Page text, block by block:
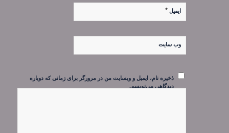
ایمیل *
وب‌ سایت
ذخیره نام، ایمیل و وبسایت من در مرورگر برای زمانی که دوباره
دیدگاهی می‌نویسم.